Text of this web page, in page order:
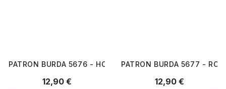
PATRON BURDA 5676 - HOUSSE ET PANTOUFLES
12,90 €
PATRON BURDA 5677 -
12,90 €